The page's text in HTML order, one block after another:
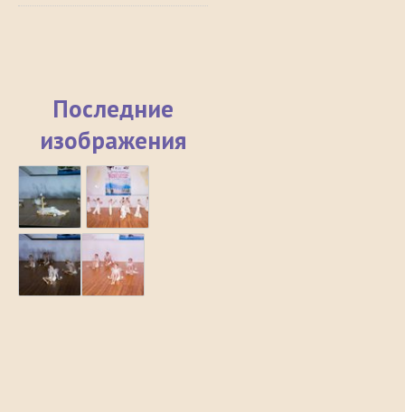
Последние
изображения